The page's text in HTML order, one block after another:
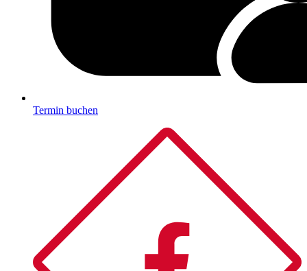
Termin buchen